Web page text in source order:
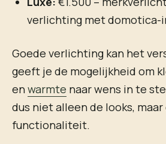
verlichting met domotica-
Goede verlichting kan het
geeft je de mogelijkheid om
enwarmte naar wens in te
dus niet alleen de looks, maar
functionaliteit.